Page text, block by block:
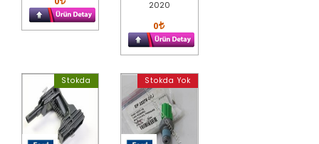
2020
0
Stokda Stokda Yok